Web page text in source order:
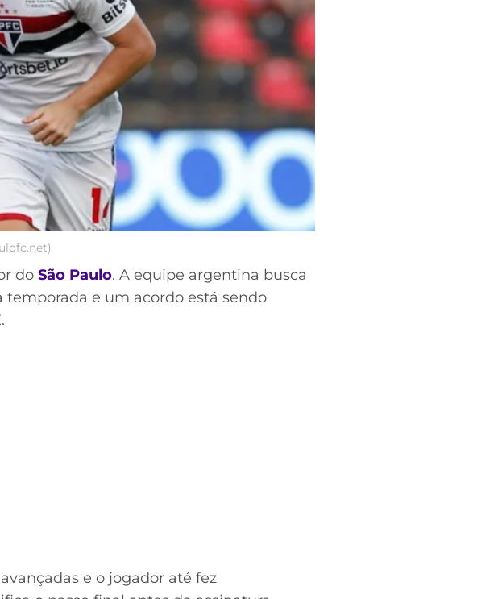
do São Paulo. A equipe argentina busca
e um acordo está sendo
e o jogador até fez